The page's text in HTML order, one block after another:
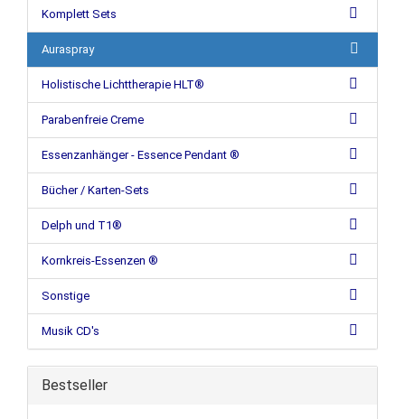
Komplett Sets
Auraspray
Holistische Lichttherapie HLT®
Parabenfreie Creme
Essenzanhänger - Essence Pendant ®
Bücher / Karten-Sets
Delph und T1®
Kornkreis-Essenzen ®
Sonstige
Musik CD's
Bestseller